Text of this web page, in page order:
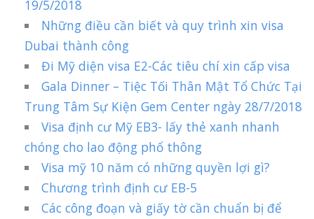
19/5/2018
Những điều cần biết và quy trình xin visa
Dubai thành công
Đi Mỹ diện visa E2-Các tiêu chí xin cấp visa
Gala Dinner – Tiệc Tối Thân Mật Tổ Chức Tại
Trung Tâm Sự Kiện Gem Center ngày 28/7/2018
Visa định cư Mỹ EB3- lấy thẻ xanh nhanh
chóng cho lao động phổ thông
Visa mỹ 10 năm có những quyền lợi gì?
Chương trình định cư EB-5
Các công đoạn và giấy tờ cần chuẩn bị để